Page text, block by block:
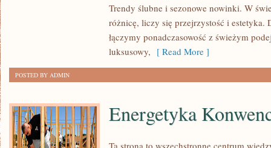
Trendy ślubne i sezonowe nowinki. W
różnicę, liczy się przejrzystość i estetyka.
łączymy ponadczasowość z świeżym
luksusowy, [ Read More ]
POSTED BY ADMIN
Energetyka
Ta strona to wszechstronne centrum